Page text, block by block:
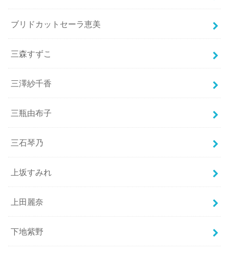
ブリドカットセーラ恵美
三森すずこ
三澤紗千香
三瓶由布子
三石琴乃
上坂すみれ
上田麗奈
下地紫野